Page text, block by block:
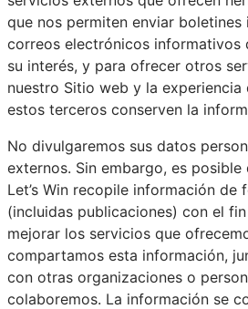
que nos permiten enviar
correos electrónicos informativos
su interés, y para ofrecer otros
nuestro Sitio web y la experiencia
estos terceros conserven la
No divulgaremos sus datos
externos. Sin embargo, es
Let’s Win recopile información de
(incluidas publicaciones) con el
mejorar los servicios que
compartamos esta información,
con otras organizaciones o
colaboremos. La información se